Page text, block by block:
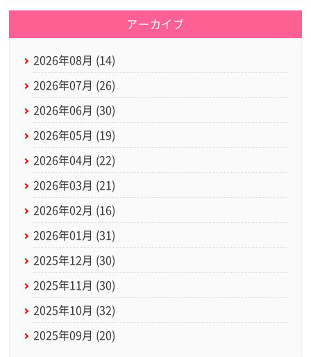
アーカイブ
2026年08月 (14)
2026年07月 (26)
2026年06月 (30)
2026年05月 (19)
2026年04月 (22)
2026年03月 (21)
2026年02月 (16)
2026年01月 (31)
2025年12月 (30)
2025年11月 (30)
2025年10月 (32)
2025年09月 (20)